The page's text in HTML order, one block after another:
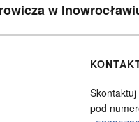
w
pod